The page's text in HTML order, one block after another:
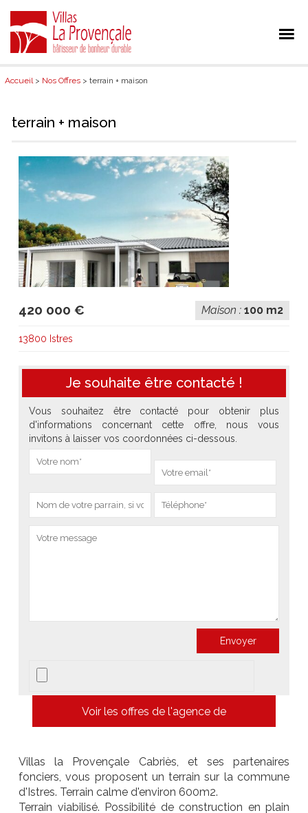
Accueil> Nos Offres > terrain + maison
terrain + maison
420 000 € Maison : 100 m2
13800 Istres
Je souhaite être contacté !
Vous souhaitez être contacté pour obtenir plus
d'informations concernant cette offre, nous vous
invitons à laisser vos coordonnées ci-dessous.
Voir les offres de l'agence de
Villas la Provençale Cabriès, et ses partenaires
fonciers, vous proposent un terrain sur la commune
d'Istres. Terrain calme d'environ 600m2.
Terrain viabilisé. Possibilité de construction en plain